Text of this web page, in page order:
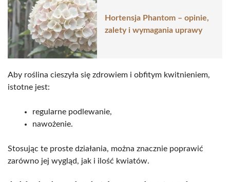
Hortensja Phantom – opinie,
zalety i wymagania uprawy
Aby roślina cieszyła się zdrowiem i obfitym kwitnieniem,
istotne jest:
regularne podlewanie,
nawożenie.
Stosując te proste działania, można znacznie poprawić
zarówno jej wygląd, jak i ilość kwiatów.